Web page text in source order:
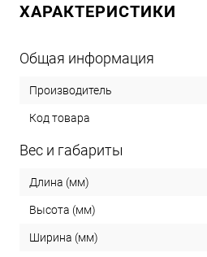
ХАРАКТЕРИСТИКИ
Общая информация
Производитель
Код товара
Вес и габариты
Длина (мм)
Высота (мм)
Ширина (мм)